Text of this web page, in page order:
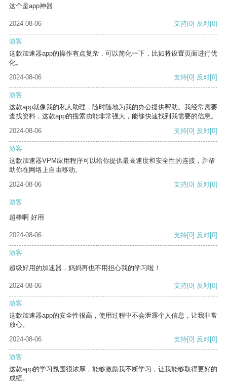
这个是app神器
2024-08-06 支持[0] 反对[0]
游客
这款加速器app的操作有点复杂，可以简化一下，比如将设置页面进行优
化。
2024-08-06
支持[0] 反对[0]
游客
这款app就像我的私人助理，随时随地为我的办公提供帮助。我经常需要
查找资料，这款app的搜索功能非常强大，能够快速找到我需要的信息。
2024-08-06
支持[0] 反对[0]
游客
这款加速器VPM应用程序可以给你提供最高速度和安全性的连接，并帮
助你在网络上自由移动。
2024-08-06
支持[0] 反对[0]
游客
超棒啊 好用
2024-08-06 支持[0] 反对[0]
游客
超级好用的加速器，妈妈再也不用担心我的学习啦！
2024-08-06 支持[0] 反对[0]
游客
这款加速器app的安全性很高，使用过程中不会泄露个人信息，让我非常
放心。
2024-08-06
支持[0] 反对[0]
游客
这款app的学习氛围很浓厚，能够激励我不断学习，让我能够取得更好的
成绩。